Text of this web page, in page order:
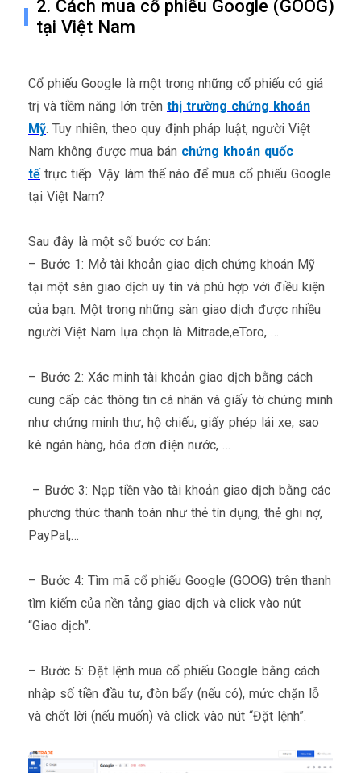
2. Cách mua cổ phiếu Google (GOOG)
tại Việt Nam
Cổ phiếu Google là một trong những cổ phiếu có giá
trị và tiềm năng lớn trên thị trường chứng khoán
Mỹ. Tuy nhiên, theo quy định pháp luật, người Việt
Nam không được mua bán chứng khoán quốc
tếtrực tiếp. Vậy làm thế nào để mua cổ phiếu Google
tại Việt Nam?
Sau đây là một số bước cơ bản:
– Bước 1: Mở tài khoản giao dịch chứng khoán Mỹ
tại một sàn giao dịch uy tín và phù hợp với điều kiện
của bạn. Một trong những sàn giao dịch được nhiều
người Việt Nam lựa chọn là Mitrade,eToro, …
– Bước 2: Xác minh tài khoản giao dịch bằng cách
cung cấp các thông tin cá nhân và giấy tờ chứng minh
như chứng minh thư, hộ chiếu, giấy phép lái xe, sao
kê ngân hàng, hóa đơn điện nước, …
– Bước 3: Nạp tiền vào tài khoản giao dịch bằng các
phương thức thanh toán như thẻ tín dụng, thẻ ghi nợ,
PayPal,…
– Bước 4: Tìm mã cổ phiếu Google (GOOG) trên thanh
tìm kiếm của nền tảng giao dịch và click vào nút
“Giao dịch”.
– Bước 5: Đặt lệnh mua cổ phiếu Google bằng cách
nhập số tiền đầu tư, đòn bẩy (nếu có), mức chặn lỗ
và chốt lời (nếu muốn) và click vào nút “Đặt lệnh”.